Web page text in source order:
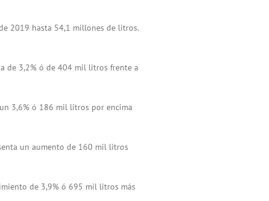
2019 hasta 54,1 millones de litros.
de 3,2% ó de 404 mil litros frente a
3,6% ó 186 mil litros por encima
un aumento de 160 mil litros
de 3,9% ó 695 mil litros más